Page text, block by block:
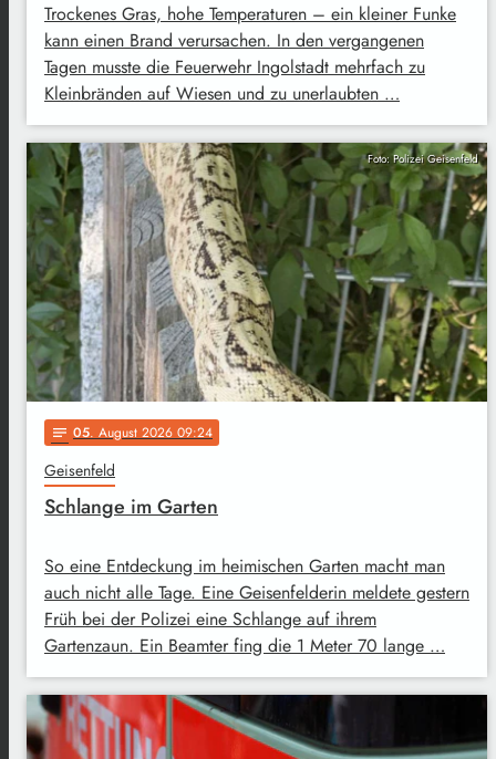
Trockenes Gras, hohe Temperaturen – ein kleiner Funke
kann einen Brand verursachen. In den vergangenen
Tagen musste die Feuerwehr Ingolstadt mehrfach zu
Kleinbränden auf Wiesen und zu unerlaubten …
Foto: Polizei Geisenfeld
notes 05. August 2026 09:24
Geisenfeld
Schlange im Garten
So eine Entdeckung im heimischen Garten macht man
auch nicht alle Tage. Eine Geisenfelderin meldete gestern
Früh bei der Polizei eine Schlange auf ihrem
Gartenzaun. Ein Beamter fing die 1 Meter 70 lange …